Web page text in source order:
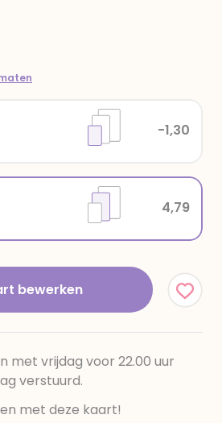
4,79
-1,30
bewerken
met vrijdag voor 22.00 uur
verstuurd.
met deze kaart!